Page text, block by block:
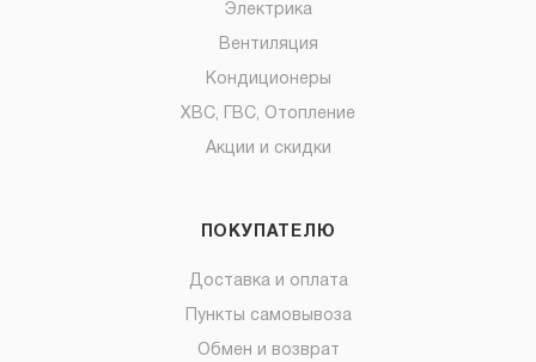
Электрика
Вентиляция
Кондиционеры
ХВС, ГВС, Отопление
Акции и скидки
ПОКУПАТЕЛЮ
Доставка и оплата
Пункты самовывоза
Обмен и возврат